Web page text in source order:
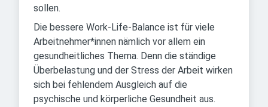
sollen.
Die bessere Work-Life-Balance ist für viele
Arbeitnehmer*innen nämlich vor allem ein
gesundheitliches Thema. Denn die ständige
Überbelastung und der Stress der Arbeit wirken
sich bei fehlendem Ausgleich auf die
psychische und körperliche Gesundheit aus.